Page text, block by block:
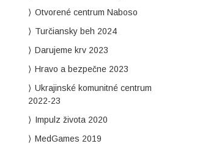
Otvorené centrum Naboso
Turčiansky beh 2024
Darujeme krv 2023
Hravo a bezpečne 2023
Ukrajinské komunitné centrum
2022-23
Impulz života 2020
MedGames 2019